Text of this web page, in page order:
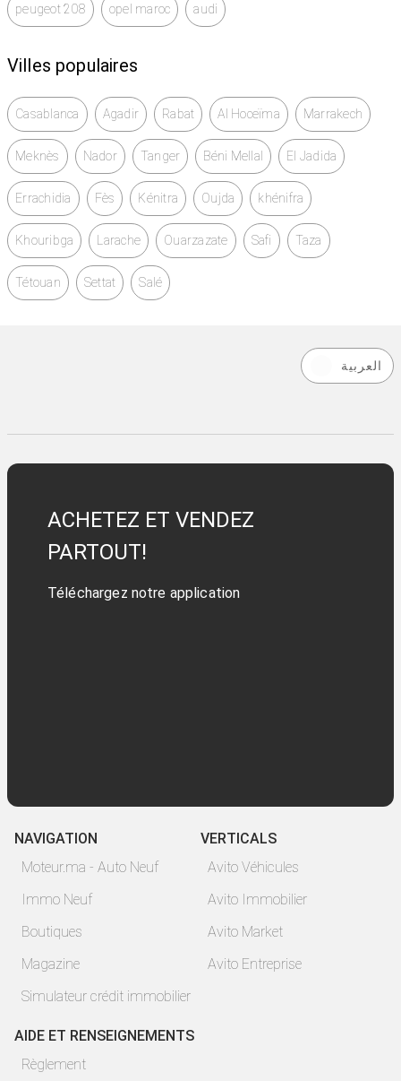
peugeot 208 opel maroc audi
Villes populaires
Casablanca Agadir Rabat Al Hoceïma Marrakech
Meknès Nador Tanger Béni Mellal El Jadida
Errachidia Fès Kénitra Oujda khénifra
Khouribga Larache Ouarzazate Safi Taza
Tétouan Settat Salé
العربية
ACHETEZ ET VENDEZ
PARTOUT!
Téléchargez notre application
NAVIGATION
Moteur.ma - Auto Neuf
Immo Neuf
Boutiques
Magazine
Simulateur crédit immobilier
VERTICALS
Avito Véhicules
Avito Immobilier
Avito Market
Avito Entreprise
AIDE ET RENSEIGNEMENTS
Règlement